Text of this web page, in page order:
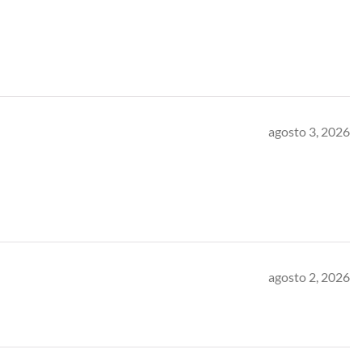
agosto 3, 2026
agosto 2, 2026